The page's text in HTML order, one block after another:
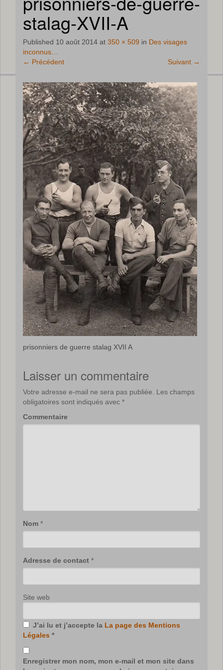
stalag-XVII-A
Published 10 août 2014 at 350 × 509 in Des visages
inconnus…
← Précédent Suivant →
prisonniers de guerre stalag XVII A
Laisser un commentaire
Votre adresse e-mail ne sera pas publiée.
Les champs
obligatoires sont indiqués avec *
Commentaire
Nom *
Adresse de contact *
Site web
J’ai lu et j’accepte la La page des Mentions
Légales *
Enregistrer mon nom, mon e-mail et mon site dans